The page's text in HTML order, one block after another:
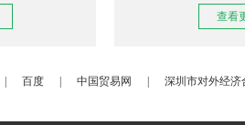
查看
百度 中国贸易网 深圳市对外经济